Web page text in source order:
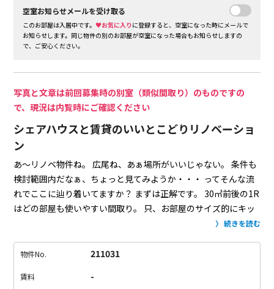
空室お知らせメールを受け取る
このお部屋は入居中です。♥お気に入り に登録すると、空室になった時にメールで
お知らせします。同じ物件の別のお部屋が空室になった場合もお知らせしますの
で、ご安心ください。
写真と文章は前回募集時の別室（類似間取り）のものですの
で、現況は内覧時にご確認ください
シェアハウスと賃貸のいいとこどりリノベーショ
ン
あ～リノベ物件ね。 広尾ね、あぁ場所がいいじゃない。 条件も
検討範囲内だなぁ、ちょっと見てみようか・・・ ってそんな流
れでここに辿り着いてますか？ まずは正解です。
30㎡前後の1R
はどの部屋も使いやすい間取り。
只、お部屋のサイズ的にキッ
でもご安心ください！今日は思いっ
めします。
キッチンやテーブル・イス・テレビが設置されてい
利用可能なので、ご友人をたくさん呼びたいときなどに大活
続きを読む
物件No. 211031
賃料 -